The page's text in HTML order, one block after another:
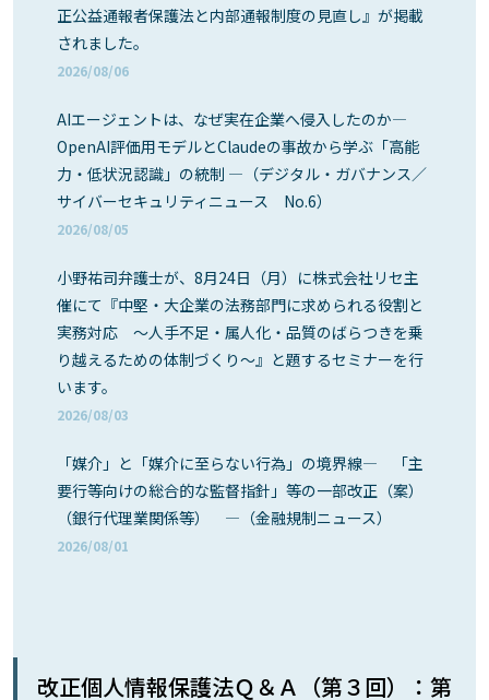
正公益通報者保護法と内部通報制度の見直し』が掲載
されました。
2026/08/06
AIエージェントは、なぜ実在企業へ侵入したのか―
OpenAI評価用モデルとClaudeの事故から学ぶ「高能
力・低状況認識」の統制 ―（デジタル・ガバナンス／
サイバーセキュリティニュース No.6）
2026/08/05
小野祐司弁護士が、8月24日（月）に株式会社リセ主
催にて『中堅・大企業の法務部門に求められる役割と
実務対応 ～人手不足・属人化・品質のばらつきを乗
り越えるための体制づくり～』と題するセミナーを行
います。
2026/08/03
「媒介」と「媒介に至らない行為」の境界線― 「主
要行等向けの総合的な監督指針」等の一部改正（案）
（銀行代理業関係等） ―（金融規制ニュース）
2026/08/01
改正個人情報保護法Ｑ＆Ａ（第３回）：第